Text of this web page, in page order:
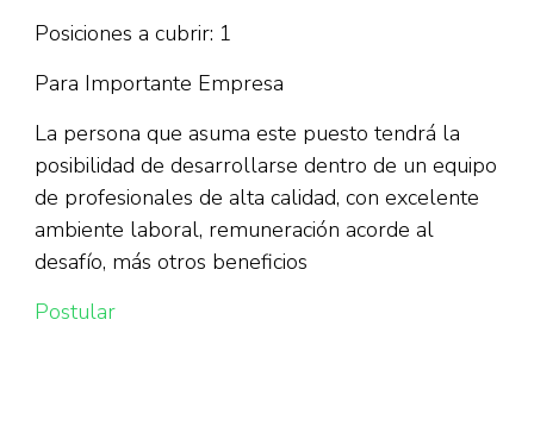
Posiciones a cubrir: 1
Para Importante Empresa
La persona que asuma este puesto tendrá la
posibilidad de desarrollarse dentro de un equipo
de profesionales de alta calidad, con excelente
ambiente laboral, remuneración acorde al
desafío, más otros beneficios
Postular